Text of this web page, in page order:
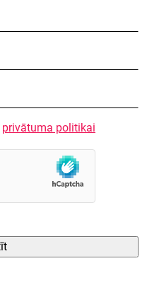
privātuma politikai